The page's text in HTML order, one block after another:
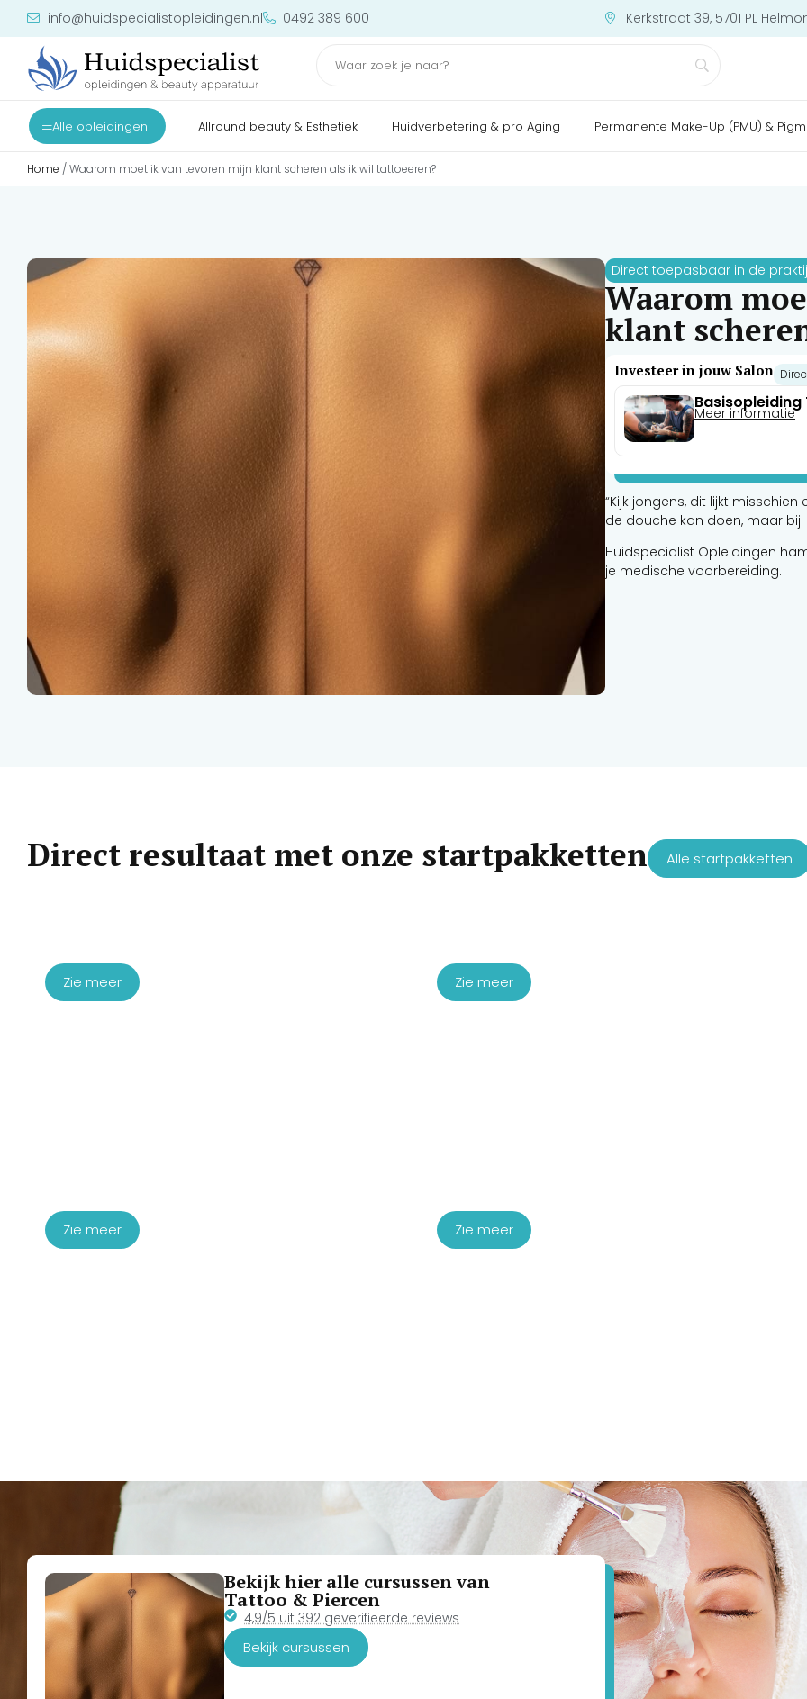
info@huidspecialistopleidingen.nl 0492 389 600 Kerkstraat 39, 5701 PL
Alle opleidingen Allround beauty & Esthetiek Huidverbetering & pro Aging Permanente Make-Up (PMU) &
Home / Waarom moet ik van tevoren mijn klant scheren als ik wil tattoeeren?
Direct toepasbaar in de
Waarom
klant
Investeer in jouw Salon
Meer informatie
“Kijk jongens, dit lijkt
de douche kan doen, maar bij
Huidspecialist Opleidingen
je medische voorbereiding.
Direct resultaat met onze startpakketten Alle startpakketten
Zie meer Zie meer
Zie meer Zie meer
Bekijk hier alle cursussen van
Tattoo & Piercen
4,9/5 uit 392 geverifieerde reviews
Bekijk cursussen